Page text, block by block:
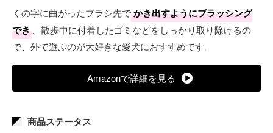
くの字に曲がったブラシ先でかき出すようにブラッシング
でき 、散歩中に付着したゴミなどをしっかり取り除けるの
で、外で遊ぶのが大好きな愛犬におすすめです。
Amazonで詳細を見る
商品ステータス